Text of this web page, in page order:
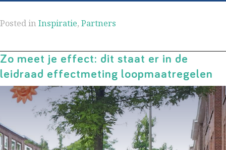
Posted in Inspiratie, Partners
Zo meet je effect: dit staat er in de
leidraad effectmeting loopmaatregelen